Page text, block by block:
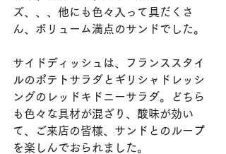
ズ、、、他にも色々入って具だくさ
ん、ボリューム満点のサンドでした。
サイドディッシュは、フランススタイ
ルのポテトサラダとギリシャドレッシ
ングのレッドキドニーサラダ。どちら
も色々な具材が混ざり、酸味が効い
て、ご来店の皆様、サンドとのループ
を楽しんでおられました。